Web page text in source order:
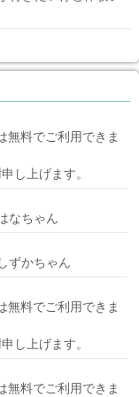
無料でご利用できま
し上げます。
なちゃん
ずかちゃん
無料でご利用できま
し上げます。
無料でご利用できま